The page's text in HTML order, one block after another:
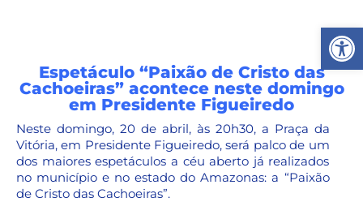
Espetáculo “Paixão de Cristo das
Cachoeiras” acontece neste domingo
em Presidente Figueiredo
Neste domingo, 20 de abril, às 20h30, a Praça da
Vitória, em Presidente Figueiredo, será palco de um
dos maiores espetáculos a céu aberto já realizados
no município e no estado do Amazonas: a “Paixão
de Cristo das Cachoeiras”.